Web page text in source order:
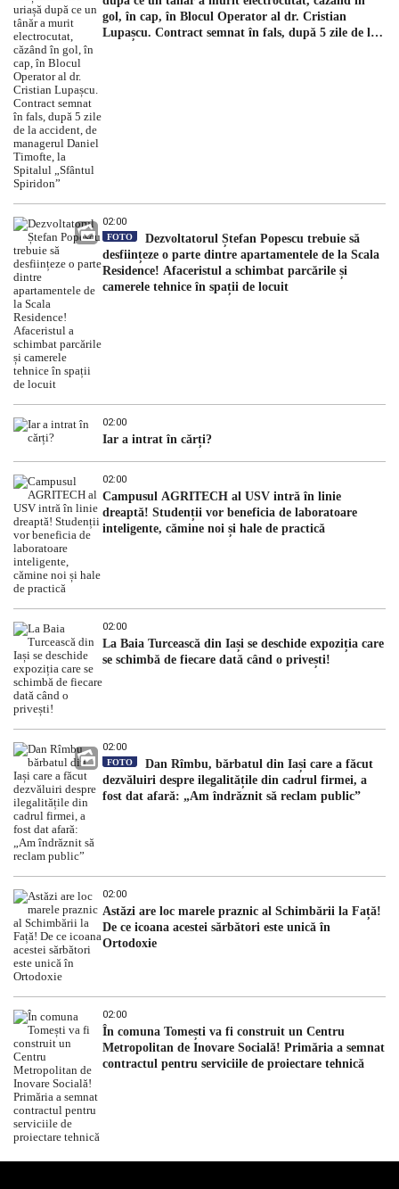
gol, în cap, în Blocul Operator al dr. Cristian
Lupașcu. Contract semnat în fals, după 5 zile de la
02:00
FOTO
Dezvoltatorul Ștefan Popescu trebuie să
desființeze o parte dintre apartamentele de la Scala
Residence! Afaceristul a schimbat parcările și
camerele tehnice în spații de locuit
02:00
Iar a intrat în cărți?
02:00
Campusul AGRITECH al USV intră în linie
dreaptă! Studenții vor beneficia de laboratoare
inteligente, cămine noi și hale de practică
02:00
La Baia Turcească din Iași se deschide expoziția care
se schimbă de fiecare dată când o privești!
02:00
FOTO
Dan Rîmbu, bărbatul din Iași care a făcut
dezvăluiri despre ilegalitățile din cadrul firmei, a
fost dat afară: „Am îndrăznit să reclam public”
02:00
Astăzi are loc marele praznic al Schimbării la Față!
De ce icoana acestei sărbători este unică în
Ortodoxie
02:00
În comuna Tomești va fi construit un Centru
Metropolitan de Inovare Socială! Primăria a semnat
contractul pentru serviciile de proiectare tehnică